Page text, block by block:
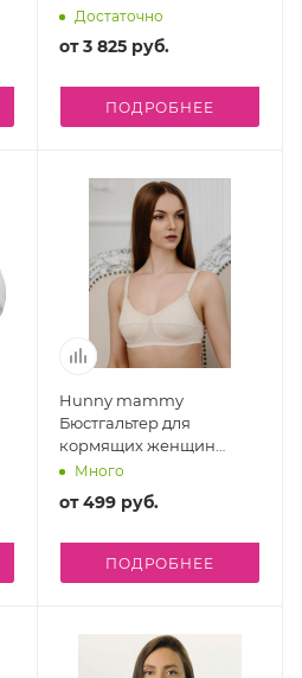
бежевый меланж-белый
Достаточно
от3 825 руб.
ПОДРОБНЕЕ
Hunny mammy
Бюстгальтер для
кормящих женщин
100314, размер 85-C /
цвет бежевый
Много
от499 руб.
ПОДРОБНЕЕ